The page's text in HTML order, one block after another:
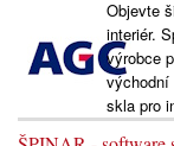
Objevte
interiér.
výrobce
východní
skla pro